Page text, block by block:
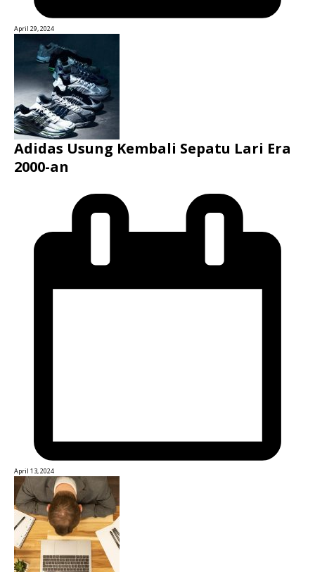
April 29, 2024
Adidas Usung Kembali Sepatu Lari Era
2000-an
April 13, 2024